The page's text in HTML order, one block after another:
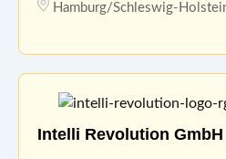
Hamburg/Schleswig-
Intelli Revolution GmbH